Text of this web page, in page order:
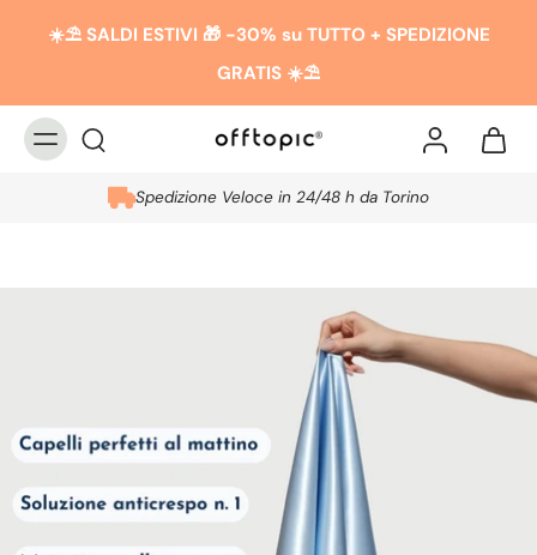
☀️​​⛱️ SALDI ESTIVI 🎁 -30% su TUTTO + SPEDIZIONE
GRATIS ☀️​​⛱️
Spedizione Veloce in 24/48 h da Torino